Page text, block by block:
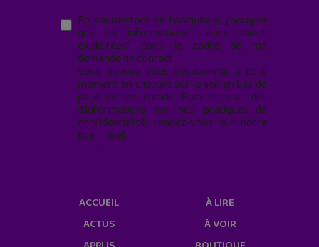
En soumettant ce formulaire, j’accepte
que les informations saisies soient
exploitées* dans le cadre de ma
demande de contact.
Vous pouvez vous désabonner à tout
moment en cliquant sur le lien en bas de
page de nos emails. Pour obtenir plus
d'informations sur nos pratiques de
confidentialité, rendez-vous sur notre
site web
ACCUEIL
ACTUS
À LIRE
À VOIR